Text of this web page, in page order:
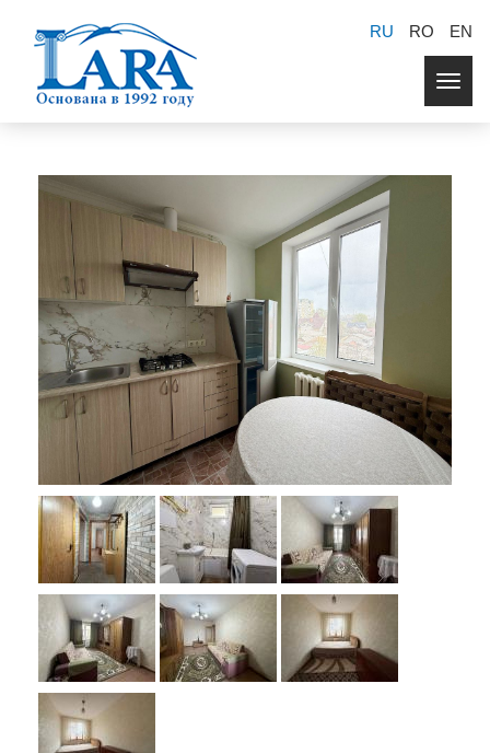
RU RO EN